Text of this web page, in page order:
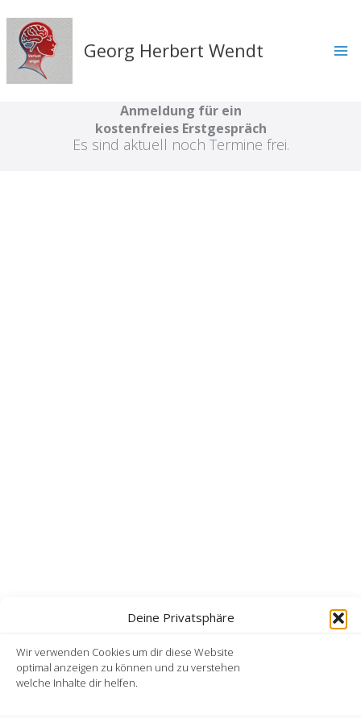
Deine Privatsphäre
Wir verwenden Cookies um dir diese Website
optimal anzeigen zu können und zu verstehen
welche Inhalte dir helfen.
Inhalt
springen
Georg Herbert Wendt
Anmeldung für ein
kostenfreies Erstgespräch
Es sind aktuell noch Termine frei.
Kontakt